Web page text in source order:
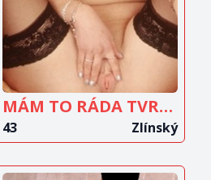
INZERÁT
MÁM TO RÁDA TVRDĚ
43 Zlínský